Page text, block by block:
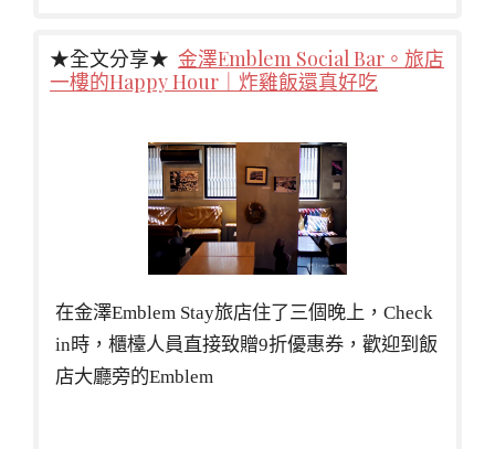
★全文分享★ 金澤Emblem Social Bar。旅店
一樓的Happy Hour｜炸雞飯還真好吃
在金澤Emblem Stay旅店住了三個晚上，Check
in時，櫃檯人員直接致贈9折優惠券，歡迎到飯
店大廳旁的Emblem